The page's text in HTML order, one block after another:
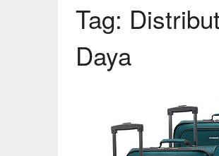
Tag:
Daya